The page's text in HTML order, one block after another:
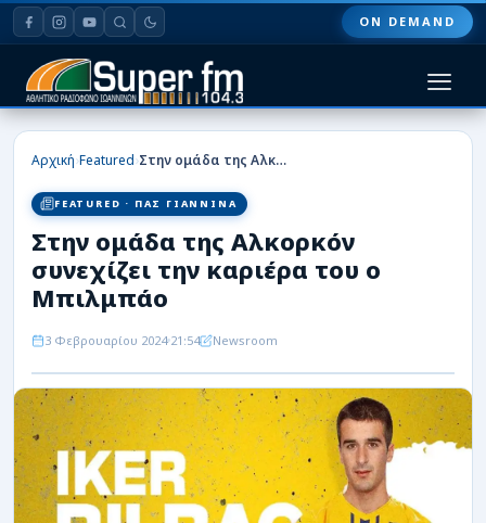
ON DEMAND
HOME
ΠΟΔΟΣΦΑΙΡΟ
ΜΠΑΣΚΕΤ
ΣΠΟΡ
ΕΙΔΗΣΕΙΣ
ΑΡΘΡΟΓΡΑΦΙΕΣ
ΡΟΗ
Αρχική›Featured› Στην ομάδα της Αλκορκόν συνεχίζει την καριέρα του ο Μπιλμπάο
FEATURED · ΠΑΣ ΓΙΑΝΝΙΝΑ
Στην ομάδα της Αλκορκόν
συνεχίζει την καριέρα του ο
Μπιλμπάο
3 Φεβρουαρίου 2024 21:54 Newsroom